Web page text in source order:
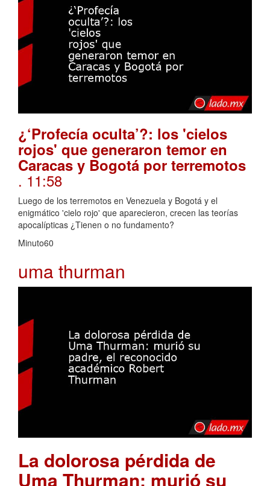
¿‘Profecía oculta’?: los 'cielos
rojos' que generaron temor en
Caracas y Bogotá por terremotos
. 11:58
Luego de los terremotos en Venezuela y Bogotá y el
enigmático 'cielo rojo' que aparecieron, crecen las teorías
apocalípticas ¿Tienen o no fundamento?
Minuto60
uma thurman
La dolorosa pérdida de
Uma Thurman: murió su